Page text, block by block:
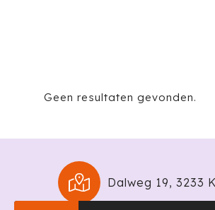
Geen resultaten gevonden.
Dalweg 19, 3233